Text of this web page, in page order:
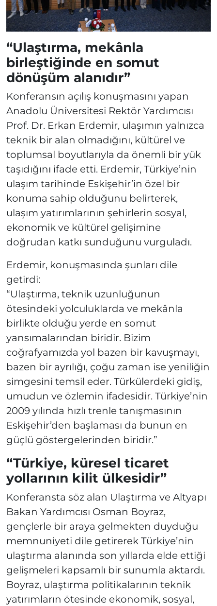
“Ulaştırma, mekânla
birleştiğinde en somut
dönüşüm alanıdır”
Konferansın açılış konuşmasını yapan
Anadolu Üniversitesi Rektör Yardımcısı
Prof. Dr. Erkan Erdemir, ulaşımın yalnızca
teknik bir alan olmadığını, kültürel ve
toplumsal boyutlarıyla da önemli bir yük
taşıdığını ifade etti. Erdemir, Türkiye’nin
ulaşım tarihinde Eskişehir’in özel bir
konuma sahip olduğunu belirterek,
ulaşım yatırımlarının şehirlerin sosyal,
ekonomik ve kültürel gelişimine
doğrudan katkı sunduğunu vurguladı.
Erdemir, konuşmasında şunları dile
getirdi:
“Ulaştırma, teknik uzunluğunun
ötesindeki yolculuklarda ve mekânla
birlikte olduğu yerde en somut
yansımalarından biridir. Bizim
coğrafyamızda yol bazen bir kavuşmayı,
bazen bir ayrılığı, çoğu zaman ise yeniliğin
simgesini temsil eder. Türkülerdeki gidiş,
umudun ve özlemin ifadesidir. Türkiye’nin
2009 yılında hızlı trenle tanışmasının
Eskişehir’den başlaması da bunun en
güçlü göstergelerinden biridir.”
“Türkiye, küresel ticaret
yollarının kilit ülkesidir”
Konferansta söz alan Ulaştırma ve Altyapı
Bakan Yardımcısı Osman Boyraz,
gençlerle bir araya gelmekten duyduğu
memnuniyeti dile getirerek Türkiye’nin
ulaştırma alanında son yıllarda elde ettiği
gelişmeleri kapsamlı bir sunumla aktardı.
Boyraz, ulaştırma politikalarının teknik
yatırımların ötesinde ekonomik, sosyal,